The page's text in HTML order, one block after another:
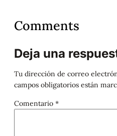
Comments
Deja una
Tu dirección de correo
campos obligatorios están
Comentario *